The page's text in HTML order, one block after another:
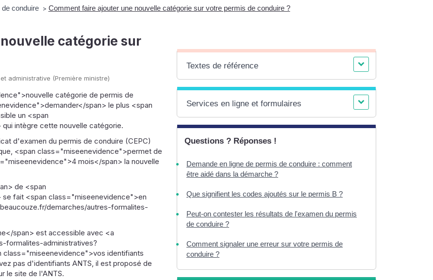
conduire > Comment faire ajouter une nouvelle catégorie sur votre permis de conduire ?
catégorie sur
administrative (Première ministre)
catégorie de permis de
span> le plus <span
un <span
intègre cette nouvelle catégorie.
d'examen du permis de conduire (CEPC)
<span class="miseenevidence">permet de
mois</span> la nouvelle
de <span
fait <span class="miseenevidence">en
demarches/autres-formalites-
span> est accessible avec <a
formalites-administratives?
identifiants
pas d'identifiants ANTS, il est proposé de
le site de l'ANTS.
Textes de référence
Services en ligne et formulaires
Questions ? Réponses !
Demande en ligne de permis de conduire : comment
être aidé dans la démarche ?
Que signifient les codes ajoutés sur le permis B ?
Peut-on contester les résultats de l'examen du permis
de conduire ?
Comment signaler une erreur sur votre permis de
conduire ?